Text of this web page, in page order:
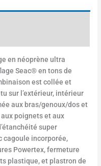
en néoprène ultra
Seac® en tons de
est collée et
sur l’extérieur, intérieur
aux bras/genoux/dos et
poignets et aux
super
cagoule incorporée,
Powertex, fermeture
plastique, et plastron de